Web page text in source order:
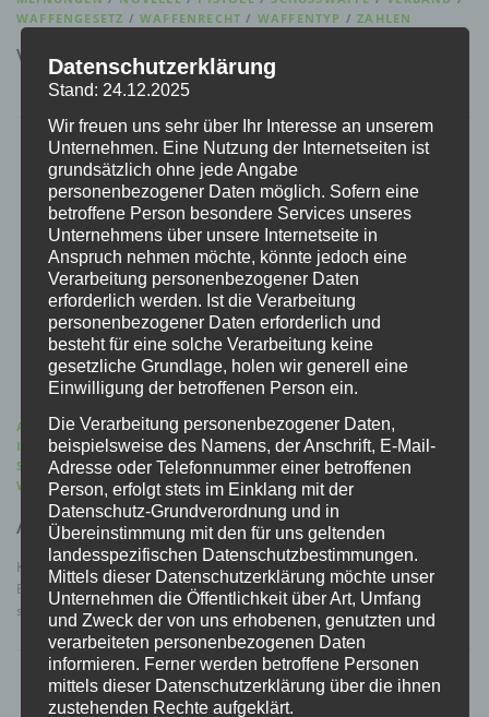
WAFFENGESETZ /WAFFENRECHT / WAFFENTYP /ZAHLEN
Video vom DJV und DSB zum Waffenrecht
ALLGEMEIN/GEWEHR/ILLEGALE WAFFEN/INFLUENCER
INTERNATIONAL/LEGALE WAFFEN/PISTOLE/SCHUSSWAFFE
SELBSTLADER/STUDIEN/WAFFENGESETZ/ WAFFENRECHT
WAFFENTYP/ZAHLEN
Analyse: Waffen in Europa
Katja Triebel hat 2015 einen umfassenden Überblick über Waffenbesitz in
Europa erstellt. Interessant unter anderem die Analyse zu illegalen Waffen
sowie den Gründen für Waffenbesitz. Den gesamten Bericht gibt es …
Datenschutzerklärung
Stand: 24.12.2025
Wir freuen uns sehr über Ihr Interesse an unserem
Unternehmen. Eine Nutzung der Internetseiten ist
grundsätzlich ohne jede Angabe
personenbezogener Daten möglich. Sofern eine
betroffene Person besondere Services unseres
Unternehmens über unsere Internetseite in
Anspruch nehmen möchte, könnte jedoch eine
Verarbeitung personenbezogener Daten
erforderlich werden. Ist die Verarbeitung
personenbezogener Daten erforderlich und
besteht für eine solche Verarbeitung keine
gesetzliche Grundlage, holen wir generell eine
Einwilligung der betroffenen Person ein.
Die Verarbeitung personenbezogener Daten,
beispielsweise des Namens, der Anschrift, E-Mail-
Adresse oder Telefonnummer einer betroffenen
Person, erfolgt stets im Einklang mit der
Datenschutz-Grundverordnung und in
Übereinstimmung mit den für uns geltenden
landesspezifischen Datenschutzbestimmungen.
Mittels dieser Datenschutzerklärung möchte unser
Unternehmen die Öffentlichkeit über Art, Umfang
und Zweck der von uns erhobenen, genutzten und
verarbeiteten personenbezogenen Daten
informieren. Ferner werden betroffene Personen
mittels dieser Datenschutzerklärung über die ihnen
zustehenden Rechte aufgeklärt.